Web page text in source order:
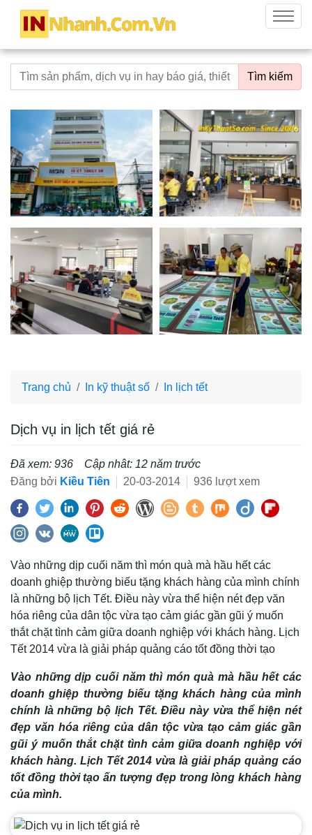
innhanh.com.vn
Menu
Từ khoá tìm kiếm Tìm kiếm
Trang chủ In kỹ thuật số In lịch tết
Dịch vụ in lịch tết giá rẻ
Đã xem: 936
Cập nhât: 12 năm trước
Đăng bởi Kiều Tiên 20-03-2014 936 lượt xem
Vào những dịp cuối năm thì món quà mà hầu hết các
doanh ghiệp thường biếu tặng khách hàng của mình chính
là những bộ lịch Tết. Điều này vừa thể hiện nét đẹp văn
hóa riêng của dân tộc vừa tạo cảm giác gần gũi ý muốn
thắt chặt tình cảm giữa doanh nghiệp với khách hàng. Lịch
Tết 2014 vừa là giải pháp quảng cáo tốt đồng thời tạo
Vào những dịp cuối năm thì món quà mà hầu hết các
doanh ghiệp thường biếu tặng khách hàng của mình
chính là những bộ lịch Tết. Điều này vừa thể hiện nét
đẹp văn hóa riêng của dân tộc vừa tạo cảm giác gần
gũi ý muốn thắt chặt tình cảm giữa doanh nghiệp với
khách hàng. Lịch Tết 2014 vừa là giải pháp quảng cáo
tốt đồng thời tạo ấn tượng đẹp trong lòng khách hàng
của mình.